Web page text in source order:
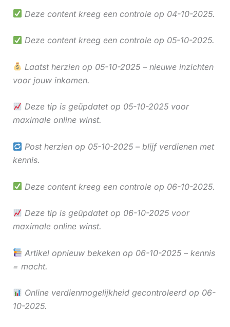
Deze content kreeg een controle op 04-10-2025.
Deze content kreeg een controle op 05-10-2025.
Laatst herzien op 05-10-2025 – nieuwe inzichten
voor jouw inkomen.
Deze tip is geüpdatet op 05-10-2025 voor
maximale online winst.
Post herzien op 05-10-2025 – blijf verdienen met
kennis.
Deze content kreeg een controle op 06-10-2025.
Deze tip is geüpdatet op 06-10-2025 voor
maximale online winst.
Artikel opnieuw bekeken op 06-10-2025 – kennis
= macht.
Online verdienmogelijkheid gecontroleerd op 06-
10-2025.